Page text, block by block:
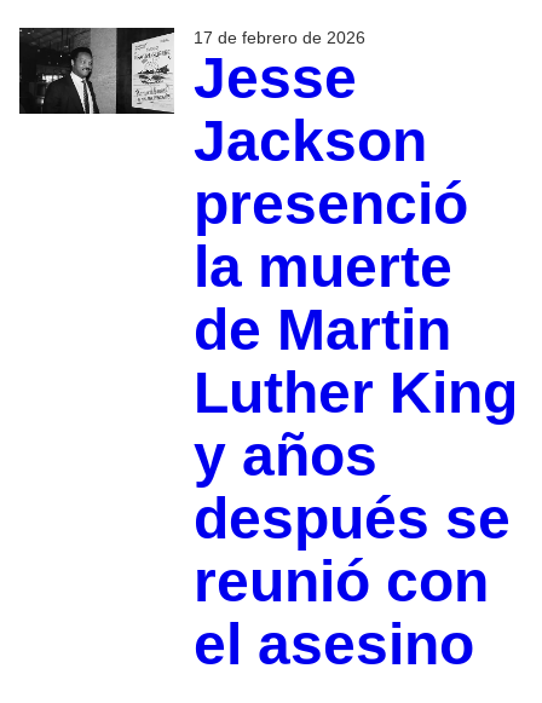
17 de febrero de 2026
Jesse
Jackson
presenció
la muerte
de Martin
Luther King
y años
después se
reunió con
el asesino